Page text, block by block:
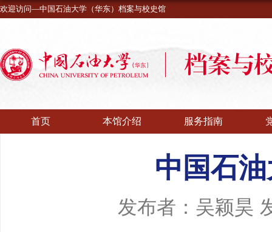
欢迎访问—中国石油大学（华东）档案与校史馆
首页 本馆介绍 服务指南
中国石
发布者：吴颖昊